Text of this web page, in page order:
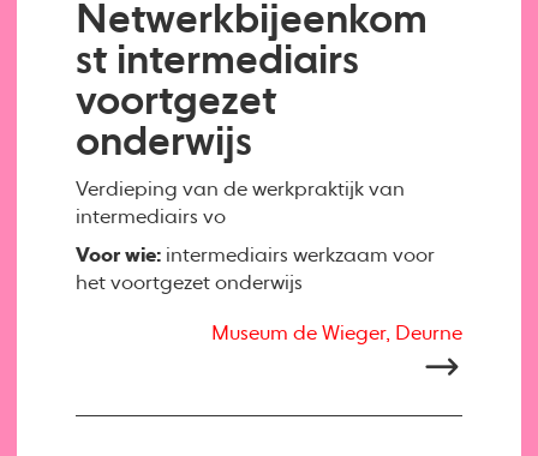
Netwerkbijeenkom
st intermediairs
voortgezet
onderwijs
Verdieping van de werkpraktijk van
intermediairs vo
Voor wie: intermediairs werkzaam voor
het voortgezet onderwijs
Museum de Wieger, Deurne